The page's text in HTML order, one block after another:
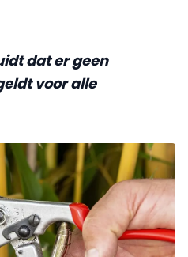
dat er geen
voor alle